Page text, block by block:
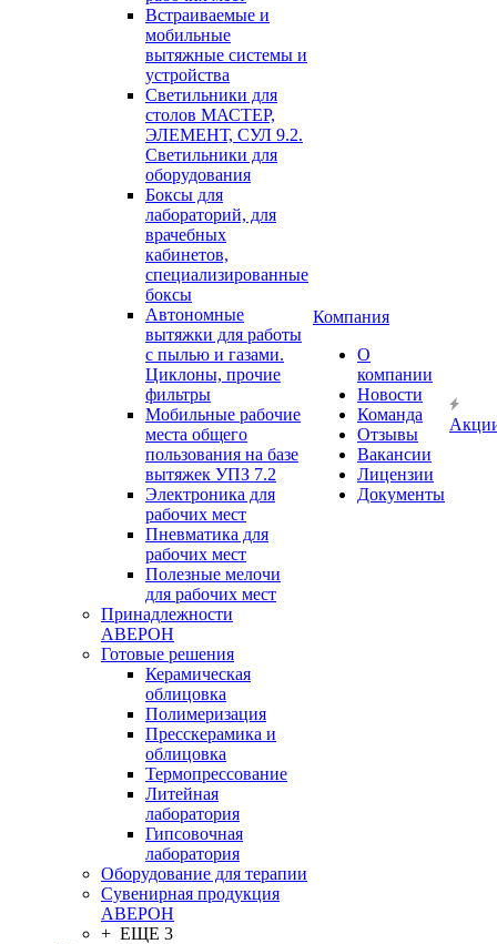
Встраиваемые и
мобильные
вытяжные системы и
устройства
Светильники для
столов МАСТЕР,
ЭЛЕМЕНТ, СУЛ 9.2.
Светильники для
оборудования
Боксы для
лабораторий, для
врачебных
кабинетов,
специализированные
боксы
Автономные
вытяжки для работы
с пылью и газами.
Циклоны, прочие
фильтры
Мобильные рабочие
места общего
пользования на базе
вытяжек УПЗ 7.2
Электроника для
рабочих мест
Пневматика для
рабочих мест
Полезные мелочи
для рабочих мест
Принадлежности
АВЕРОН
Готовые решения
Керамическая
облицовка
Полимеризация
Пресскерамика и
облицовка
Термопрессование
Литейная
лаборатория
Гипсовочная
лаборатория
Оборудование для терапии
Сувенирная продукция
АВЕРОН
+ ЕЩЕ 3
Компания
О
компании
Новости
Команда
Отзывы
Вакансии
Лицензии
Документы